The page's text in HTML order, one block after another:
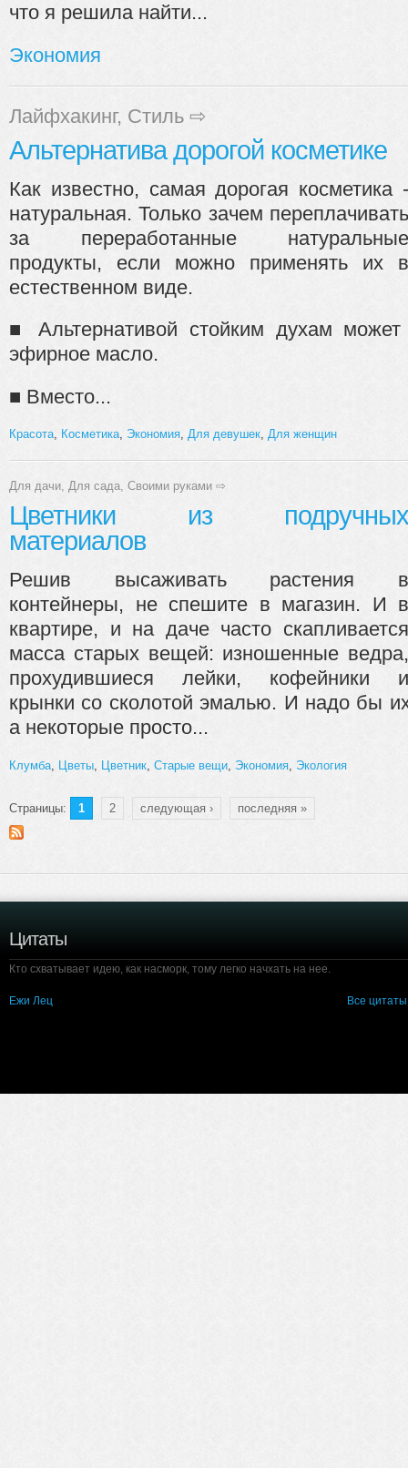
что я решила найти...
Экономия
Лайфхакинг, Стиль ⇨
Альтернатива дорогой косметике
Как известно, самая дорогая косметика -
натуральная. Только зачем переплачивать
за переработанные натуральные
продукты, если можно применять их в
естественном виде.
■ Альтернативой стойким духам
эфирное масло.
■ Вместо...
Красота, Косметика, Экономия, Для девушек, Для женщин
Для дачи, Для сада, Своими руками ⇨
Цветники из подручных
материалов
Решив высаживать растения в
контейнеры, не спешите в магазин. И в
квартире, и на даче часто скапливается
масса ста­рых вещей: изношенные ведра,
прохудившиеся лейки, ко­фейники и
крынки со сколотой эмалью. И надо бы
а некоторые просто...
Клумба Цветы Цветник Старые вещи Экономия Экология
Страницы: 1 2 следующая › последняя »
Цитаты
Кто схватывает идею, как насморк, тому легко начхать на нее.
Ежи Лец Все